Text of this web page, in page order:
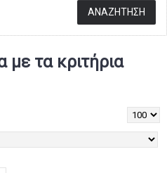
με τα κριτήρια